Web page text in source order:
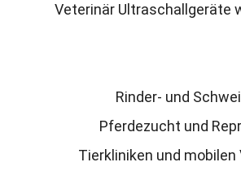
Veterinär Ultraschallgeräte
Rinder- und
Pferdezucht und
Tierkliniken und